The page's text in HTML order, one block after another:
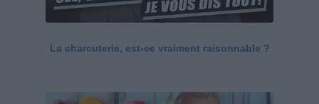
La charcuterie, est-ce vraiment raisonnable ?